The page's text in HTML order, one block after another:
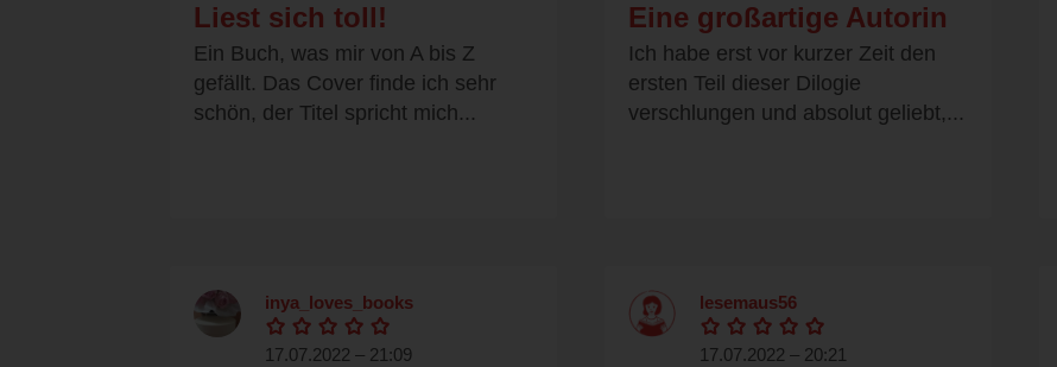
Liest sich toll!
Ein Buch, was mir von A bis Z
gefällt. Das Cover finde ich sehr
schön, der Titel spricht mich...
Eine großartige Autorin
Ich habe erst vor kurzer Zeit den
ersten Teil dieser Dilogie
verschlungen und absolut geliebt,...
inya_loves_books
17.07.2022 – 21:09
lesemaus56
17.07.2022 – 20:21